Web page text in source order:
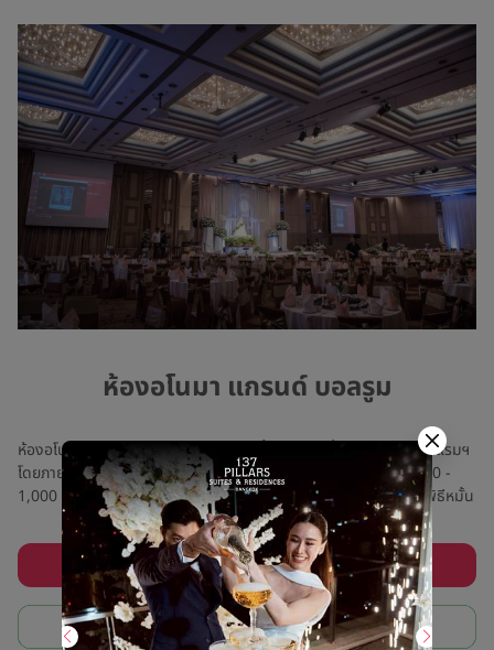
ห้องอโนมา แกรนด์ บอลรูม
ห้องอโนมา แกรนด์ บอลรูม เป็นห้องจัดเลี้ยงเพียงหนึ่งเดียวภายในโรงแรมฯ
โดยภายในห้องมีพื้นที่กว้าง สามารถรองรับจำนวนแขกได้สูงสุดถึง 500 -
1,000 ท่าน และแบ่ง Patrition ได้อีก 3 ห้องย่อยที่สามารถจัดได้ทั้งพิธีหมั้น
หรืองานเลี้ยงที่มีจำนวนแขกรองลงมา โดยแต่ละห้องสามารถรองรับจำนวน
แขกได้ตั้งแต่ 250 - 300 ท่าน
ลงทะเบียนรับโปรแต่งงานสุดคุ้ม
ฟรี! ปรึกษาแอดมินช่วยหาสถานที่แต่งงาน